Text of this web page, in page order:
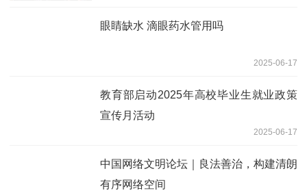
眼睛缺水 滴眼药水管用吗
2025-06-17
教育部启动2025年高校毕业生就业政策
宣传月活动
2025-06-17
中国网络文明论坛｜良法善治，构建清朗
有序网络空间